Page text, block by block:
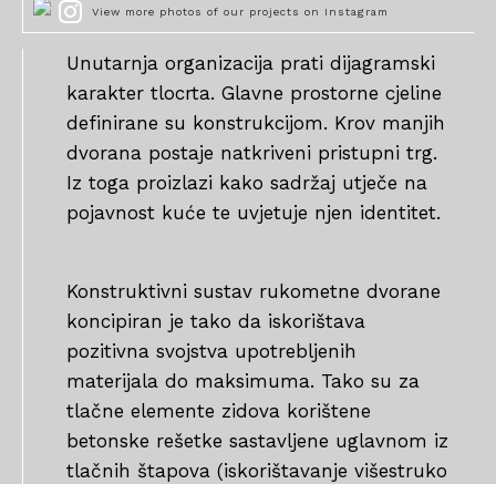
View more photos of our projects on Instagram
Unutarnja organizacija prati dijagramski
karakter tlocrta. Glavne prostorne cjeline
definirane su konstrukcijom. Krov manjih
dvorana postaje natkriveni pristupni trg.
Iz toga proizlazi kako sadržaj utječe na
pojavnost kuće te uvjetuje njen identitet.
Konstruktivni sustav rukometne dvorane
koncipiran je tako da iskorištava
pozitivna svojstva upotrebljenih
materijala do maksimuma. Tako su za
tlačne elemente zidova korištene
betonske rešetke sastavljene uglavnom iz
tlačnih štapova (iskorištavanje višestruko